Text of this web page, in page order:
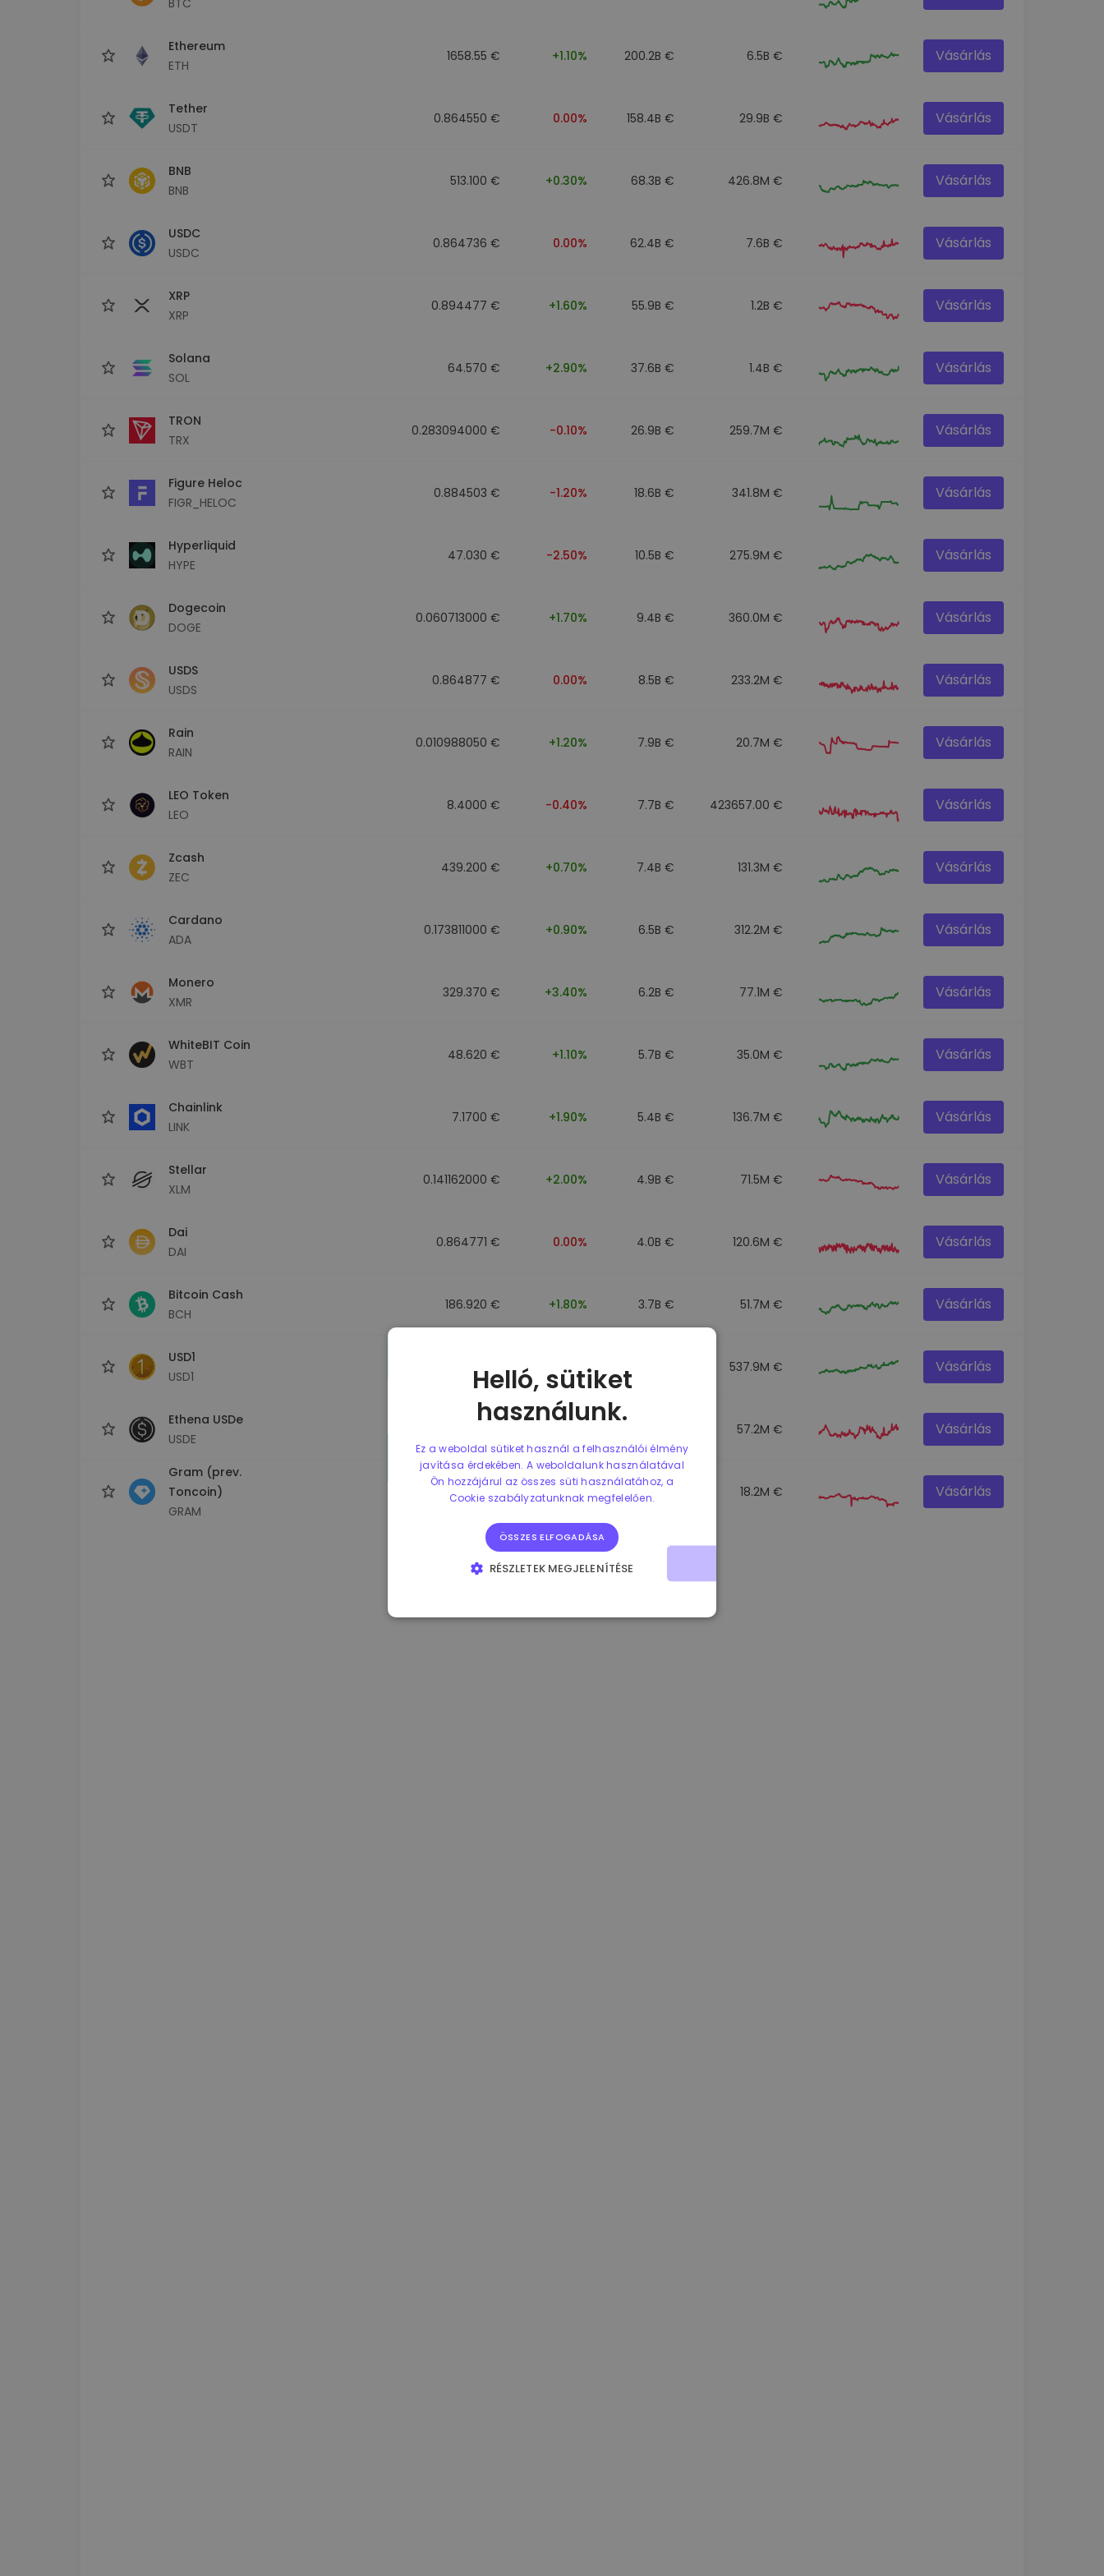
Ethereum
ETH
1658.55 € +1.10% 200.2B € 6.5B € Vásárlás
Tether
USDT
0.864550 € 0.00% 158.4B € 29.9B € Vásárlás
BNB
BNB
513.100 € +0.30% 68.3B € 426.8M € Vásárlás
USDC
USDC
0.864736 € 0.00% 62.4B € 7.6B € Vásárlás
XRP
XRP
0.894477 € +1.60% 55.9B € 1.2B € Vásárlás
Solana
SOL
64.570 € +2.90% 37.6B € 1.4B € Vásárlás
TRON
TRX
0.283094000 € -0.10% 26.9B € 259.7M € Vásárlás
Figure Heloc
FIGR_HELOC
0.884503 € -1.20% 18.6B € 341.8M € Vásárlás
Hyperliquid
HYPE
47.030 € -2.50% 10.5B € 275.9M € Vásárlás
Dogecoin
DOGE
0.060713000 € +1.70% 9.4B € 360.0M € Vásárlás
USDS
USDS
0.864877 € 0.00% 8.5B € 233.2M € Vásárlás
Rain
RAIN
0.010988050 € +1.20% 7.9B € 20.7M € Vásárlás
LEO Token
LEO
8.4000 € -0.40% 7.7B € 423657.00 € Vásárlás
Zcash
ZEC
439.200 € +0.70% 7.4B € 131.3M € Vásárlás
Cardano
ADA
0.173811000 € +0.90% 6.5B € 312.2M € Vásárlás
Monero
XMR
329.370 € +3.40% 6.2B € 77.1M € Vásárlás
WhiteBIT Coin
WBT
48.620 € +1.10% 5.7B € 35.0M € Vásárlás
Chainlink
LINK
7.1700 € +1.90% 5.4B € 136.7M € Vásárlás
Stellar
XLM
0.141162000 € +2.00% 4.9B € 71.5M € Vásárlás
Dai
DAI
0.864771 € 0.00% 4.0B € 120.6M € Vásárlás
Bitcoin Cash
BCH
186.920 € +1.80% 3.7B € 51.7M € Vásárlás
USD1
USD1
0.00% 537.9M € Vásárlás
Ethena USDe
USDE
57.2M € Vásárlás
Gram (prev.
Toncoin)
GRAM
1.170000 € +2.60% 3.2B € 18.2M € Vásárlás
Helló, sütiket
használunk.
Ez a weboldal sütiket használ a felhasználói élmény
javítása érdekében. A weboldalunk használatával
Ön hozzájárul az összes süti használatához, a
Cookie szabályzatunknak megfelelően.
ÖSSZES ELFOGADÁSA
RÉSZLETEK MEGJELENÍTÉSE